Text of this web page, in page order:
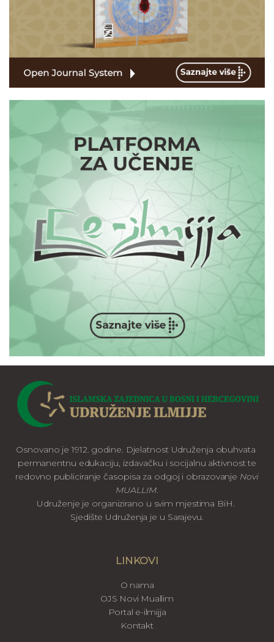
Osnovano je 1912. godine. Djelatnost Udruženja obuhvata
permanentnu edukaciju, izdavačku i socijalnu aktivnost te
redovno publiciranje časopisa za odgoj i obrazovanje Novi
MUALLIM.
Udruženje je organizirano u svim mjestima BiH.
Sjedište Udruženja je u Sarajevu.
LINKOVI
O nama
OJS Novi Muallim
Portal e-ilmijja
Kontakt